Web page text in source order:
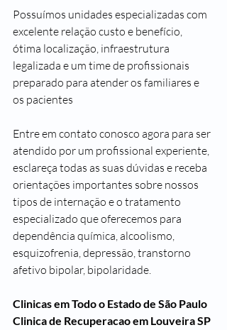
Possuímos unidades especializadas com
excelente relação custo e benefício,
ótima localização, infraestrutura
legalizada e um time de profissionais
preparado para atender os familiares e
os pacientes
Entre em contato conosco agora para ser
atendido por um profissional experiente,
esclareça todas as suas dúvidas e receba
orientações importantes sobre nossos
tipos de internação e o tratamento
especializado que oferecemos para
dependência química, alcoolismo,
esquizofrenia, depressão, transtorno
afetivo bipolar, bipolaridade.
Clinicas em Todo o Estado de São Paulo
Clinica de Recuperacao em Louveira SP